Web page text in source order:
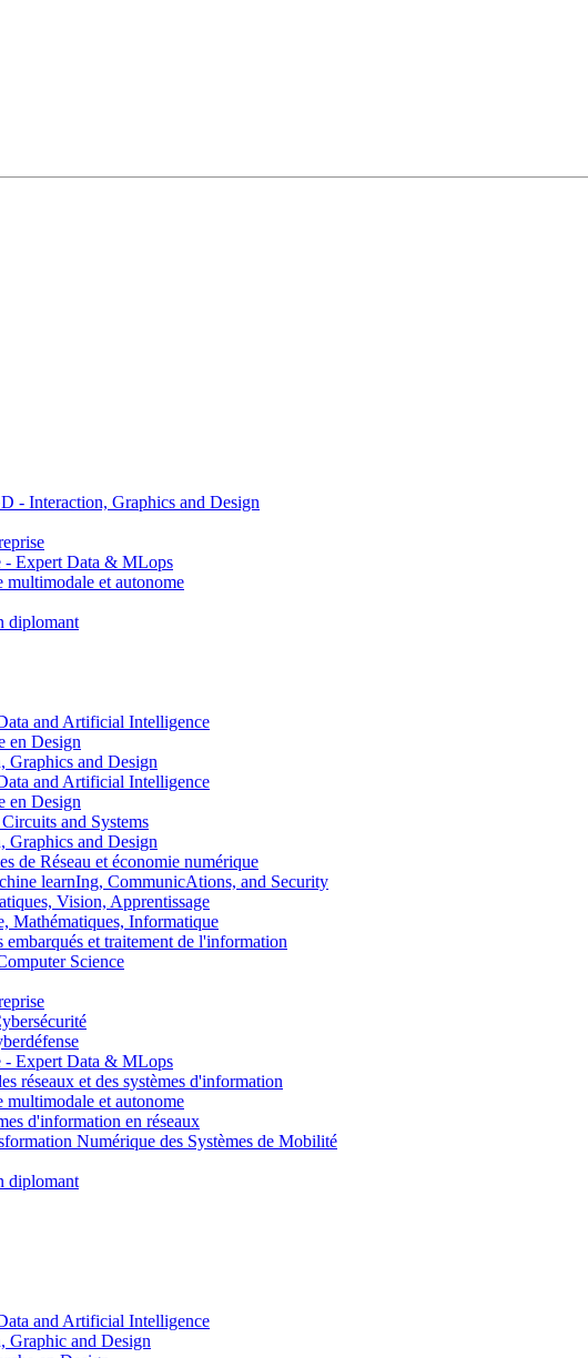
Interaction, Graphics and Design
Expert Data & MLops
et autonome
diplomant
and Artificial Intelligence
en Design
and Design
and Artificial Intelligence
en Design
and Systems
and Design
de Réseau et économie numérique
learnIng, CommunicAtions, and Security
Vision, Apprentissage
Informatique
et traitement de l'information
Science
Expert Data & MLops
réseaux et des systèmes d'information
et autonome
d'information en réseaux
Numérique des Systèmes de Mobilité
diplomant
and Artificial Intelligence
and Design